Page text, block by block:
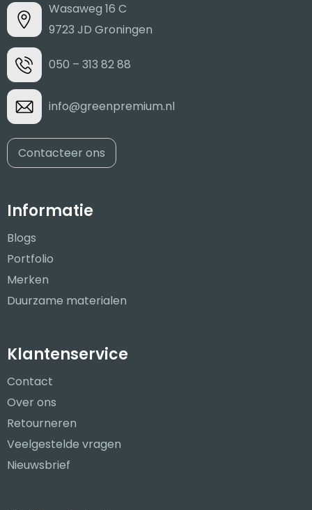
Wasaweg 16 C
9723 JD Groningen
050 – 313 82 88
info@greenpremium.nl
Contacteer ons
Informatie
Blogs
Portfolio
Merken
Duurzame materialen
Klantenservice
Contact
Over ons
Retourneren
Veelgestelde vragen
Nieuwsbrief